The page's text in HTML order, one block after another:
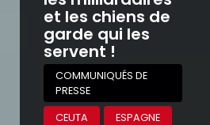
et les chiens de
garde qui les
servent !
COMMUNIQUÉS DE
PRESSE
CEUTA
ESPAGNE